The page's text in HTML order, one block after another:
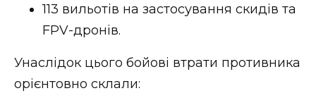
113 вильотів на застосування скидів та
FPV-дронів.
Унаслідок цього бойові втрати противника
орієнтовно склали: